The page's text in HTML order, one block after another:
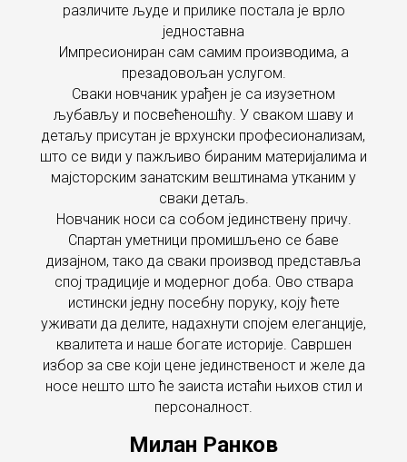
различите људе и прилике постала је врло
једноставна
Импресиониран сам самим производима, а
презадовољан услугом.
Сваки новчаник урађен je са изузетном
љубављу и посвећеношћу. У сваком шаву и
детаљу присутан је врхунски професионализам,
што се види у пажљиво бираним материјалима и
мајсторским занатским вештинама утканим у
сваки детаљ.
Новчаник носи са собом јединствену причу.
Спартан уметници промишљено се баве
дизајном, тако да сваки производ представља
спој традиције и модерног доба. Ово ствара
истински једну посебну поруку, коју ћете
уживати да делите, надахнути спојем елеганције,
квалитета и наше богате историје. Савршен
избор за све који цене јединственост и желе да
носе нешто што ће заиста истаћи њихов стил и
персоналност.
Милан Ранков